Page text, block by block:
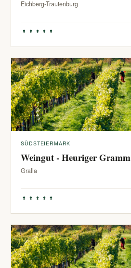
Eichberg-Trautenburg
SÜDSTEIERMARK
Weingut - Heuriger Gramm
Gralla